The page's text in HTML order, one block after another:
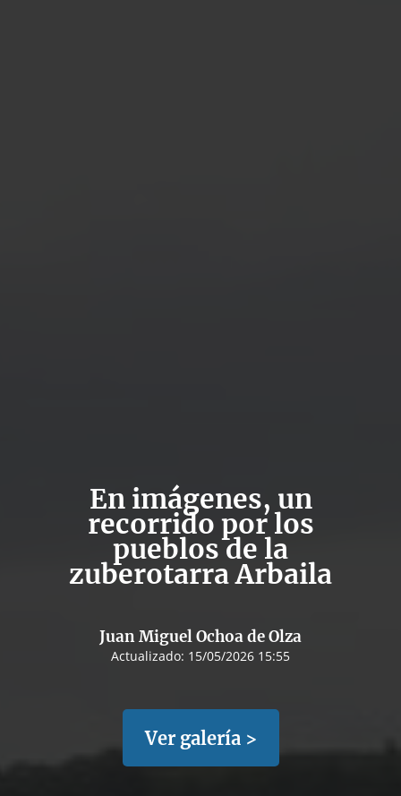
En imágenes, un
recorrido por los
pueblos de la
zuberotarra Arbaila
Juan Miguel Ochoa de Olza
Actualizado: 15/05/2026 15:55
Ver galería >